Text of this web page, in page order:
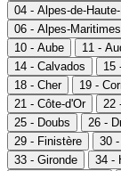
04 - Alpes-de-
06 - Alpes-Maritimes
10 - Aube
11 -
14 - Calvados
15
18 - Cher
19 -
21 - Côte-d'Or
22
25 - Doubs
26 -
29 - Finistère
30
33 - Gironde
34 -